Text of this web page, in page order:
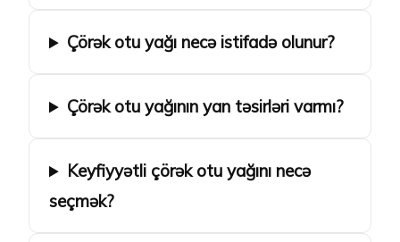
Çörək otu yağı necə istifadə olunur?
Çörək otu yağının yan təsirləri varmı?
Keyfiyyətli çörək otu yağını necə
seçmək?